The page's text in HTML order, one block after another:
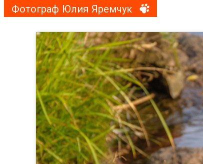
Фотограф Юлия Яремчук